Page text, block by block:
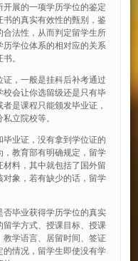
展的一项学历学位的鉴定
的真实有效性的甄别，鉴
法性，从而判定留学生所
学位体系的相对应的关系
。
，一般是挂科后补考通过
会让你选留级还是只有毕
是课程只能颁发毕业证，
立院校等。
业证，没有拿到学位证的
教育部有明确规定，留学
料，其中就包括了国外留
象，若有缺少的话，留学
毕业获得学历学位的真实
学方式、授课目标、授课
学语言、居留时间、签证
情况，留学生即使没有学